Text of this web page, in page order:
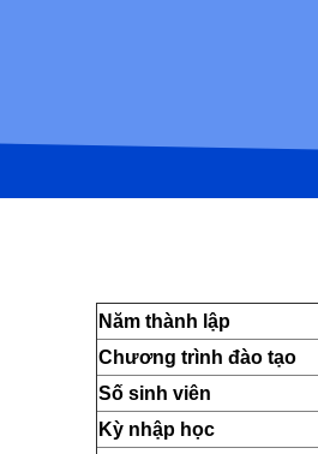
Năm thành lập
Chương trình đào tạo
Số sinh viên
Kỳ nhập học